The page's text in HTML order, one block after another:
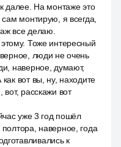
далее. На монтаже это
монтирую, я всегда,
все делаю.
Тоже интересный
люди не очень
наверное, думают,
вот вы, ну, находите
расскажи вот
уже 3 год пошёл
наверное, года
к